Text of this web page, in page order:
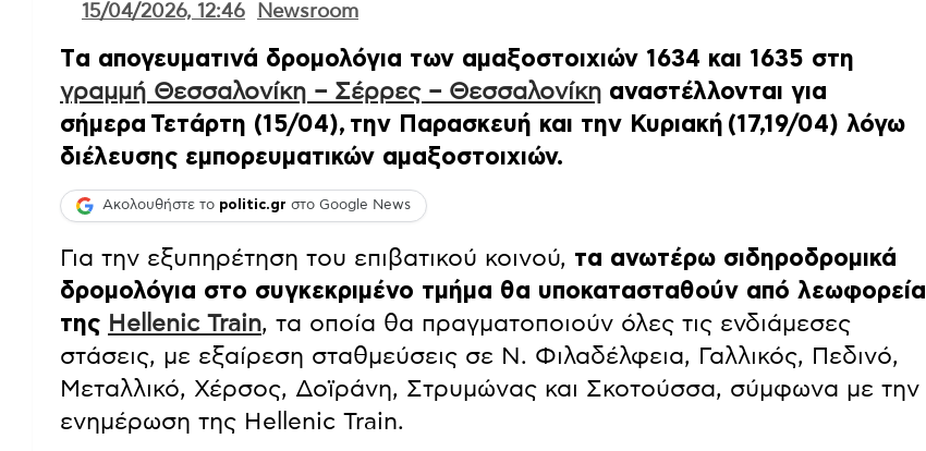
15/04/2026, 12:46 Newsroom
Tα απογευματινά δρομολόγια των αμαξοστοιχιών 1634 και 1635 στη
γραμμή Θεσσαλονίκη – Σέρρες – Θεσσαλονίκη αναστέλλονται για
σήμερα Τετάρτη (15/04), την Παρασκευή και την Κυριακή (17,19/04) λόγω
διέλευσης εμπορευματικών αμαξοστοιχιών.
Ακολουθήστε το politic.gr στο Google News
Για την εξυπηρέτηση του επιβατικού κοινού, τα ανωτέρω σιδηροδρομικά
δρομολόγια στο συγκεκριμένο τμήμα θα υποκατασταθούν από λεωφορεία
της Hellenic Train, τα οποία θα πραγματοποιούν όλες τις ενδιάμεσες
στάσεις, με εξαίρεση σταθμεύσεις σε Ν. Φιλαδέλφεια, Γαλλικός, Πεδινό,
Μεταλλικό, Χέρσος, Δοϊράνη, Στρυμώνας και Σκοτούσσα, σύμφωνα με την
ενημέρωση της Hellenic Train.